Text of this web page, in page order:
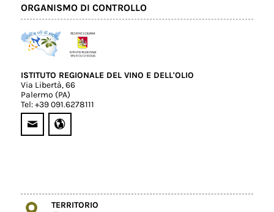
ORGANISMO DI CONTROLLO
ISTITUTO REGIONALE DEL VINO E DELL'OLIO
Via Libertà, 66
Palermo (PA)
Tel: +39 091.6278111
TERRITORIO